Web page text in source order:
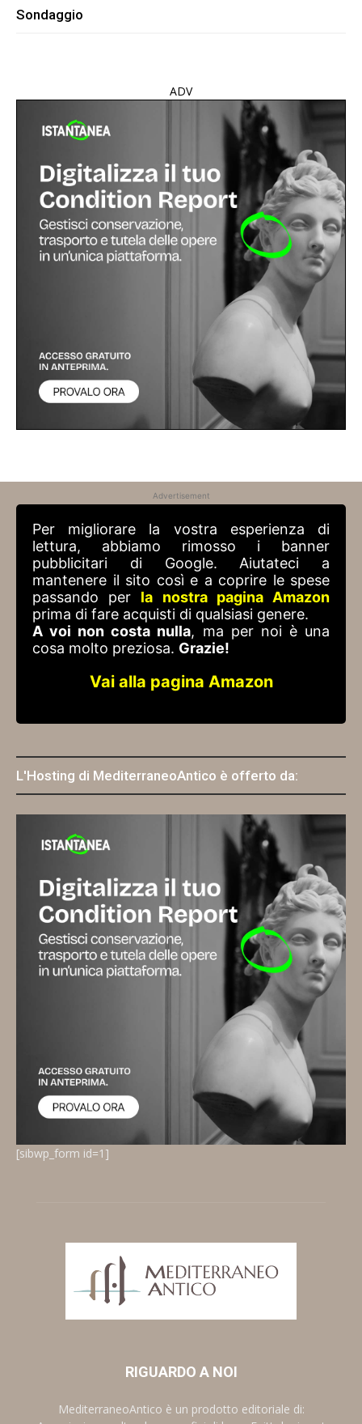
Sondaggio
ADV
Advertisement
Per migliorare la vostra esperienza di
lettura, abbiamo rimosso i banner
pubblicitari di Google. Aiutateci a
mantenere il sito così e a coprire le spese
passando per la nostra pagina Amazon
prima di fare acquisti di qualsiasi genere.
A voi non costa nulla, ma per noi è una
cosa molto preziosa. Grazie!
Vai alla pagina Amazon
L'Hosting di MediterraneoAntico è offerto da:
[sibwp_form id=1]
RIGUARDO A NOI
MediterraneoAntico è un prodotto editoriale di: